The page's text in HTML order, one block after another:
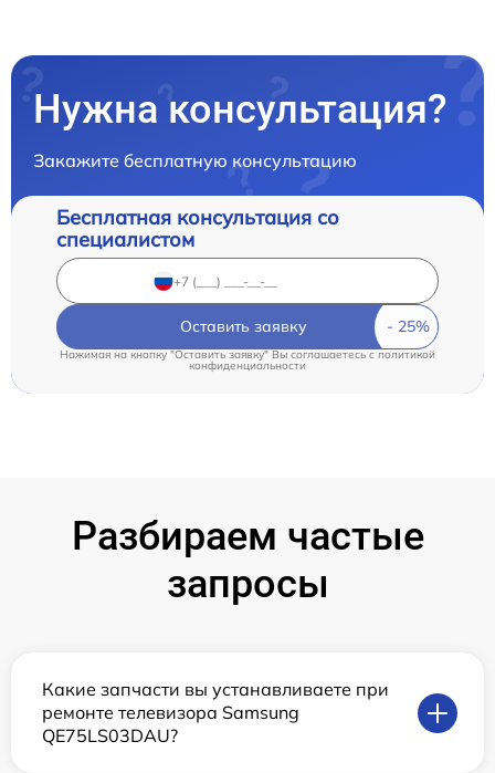
Нужна консультация?
Закажите бесплатную консультацию
Бесплатная консультация со
специалистом
Оставить заявку
Нажимая на кнопку "Оставить заявку" Вы соглашаетесь c политикой
конфиденциальности
Разбираем частые
запросы
Какие запчасти вы устанавливаете при
ремонте телевизора Samsung
QE75LS03DAU?